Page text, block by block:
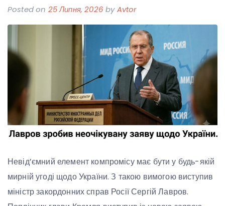
Posted on 25 Липня, 2026 byAvtor
Невід’ємний елемент компромісу має бути у будь-якій
мирній угоді щодо України. З такою вимогою виступив
міністр закордонних справ Росії Сергій Лавров.